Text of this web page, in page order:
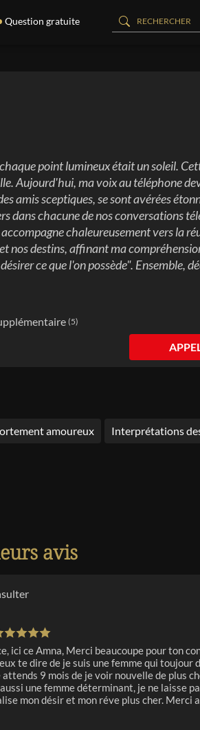
Question gratuite
point lumineux était un soleil.
Aujourd'hui, ma voix au téléphone
amis sceptiques, se sont avérées
dans chacune de nos conversations
chaleureusement vers la
nos destins, affinant ma
ce que l'on possède". Ensemble,
(5)
amoureux Interprétations
avis
ici ce Amna, Merci beaucoupe pour ton
te dire de je suis une femme qui toujour
attends 9 mois de je voir nouvelle de plus
une femme déterminant, je ne laisse
mon désir et mon réve plus cher. Merci